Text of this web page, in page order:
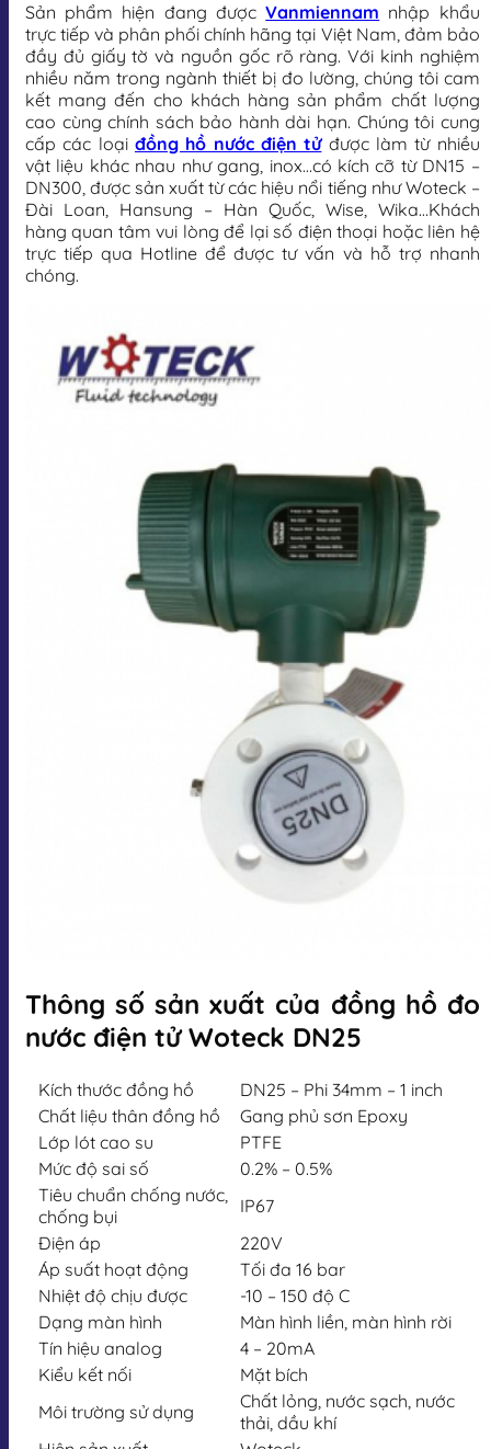
Sản phẩm hiện đang đượcVanmiennam nhập khẩu
trực tiếp và phân phối chính hãng tại Việt Nam, đảm bảo
đầy đủ giấy tờ và nguồn gốc rõ ràng. Với kinh nghiệm
nhiều năm trong ngành thiết bị đo lường, chúng tôi cam
kết mang đến cho khách hàng sản phẩm chất lượng
cao cùng chính sách bảo hành dài hạn. Chúng tôi cung
cấp các loạiđồng hồ nước điện tửđược làm từ nhiều
vật liệu khác nhau như gang, inox…có kích cỡ từ DN15 –
DN300, được sản xuất từ các hiệu nổi tiếng như Woteck –
Đài Loan, Hansung – Hàn Quốc, Wise, Wika…Khách
hàng quan tâm vui lòng để lại số điện thoại hoặc liên hệ
trực tiếp qua Hotline để được tư vấn và hỗ trợ nhanh
chóng.
Thông số sản xuất của đồng hồ đo
nước điện tử Woteck DN25
Kích thước đồng hồ
DN25 – Phi 34mm – 1 inch
Chất liệu thân đồng hồ
Gang phủ sơn Epoxy
Lớp lót cao su
PTFE
Mức độ sai số
0.2% – 0.5%
Tiêu chuẩn chống nước,
chống bụi
IP67
Điện áp
220V
Áp suất hoạt động
Tối đa 16 bar
Nhiệt độ chịu được
-10 – 150 độ C
Dạng màn hình
Màn hình liền, màn hình rời
Tín hiệu analog
4 – 20mA
Kiểu kết nối
Mặt bích
Môi trường sử dụng
Chất lỏng, nước sạch, nước
thải, dầu khí